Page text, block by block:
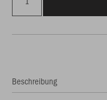
Beschreibung